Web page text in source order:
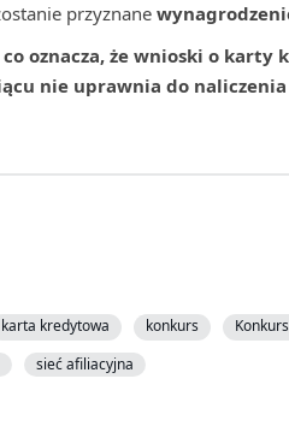
przyznane
oznacza, że wnioski o karty
nie uprawnia do
karta kredytowa konkurs
sieć afiliacyjna